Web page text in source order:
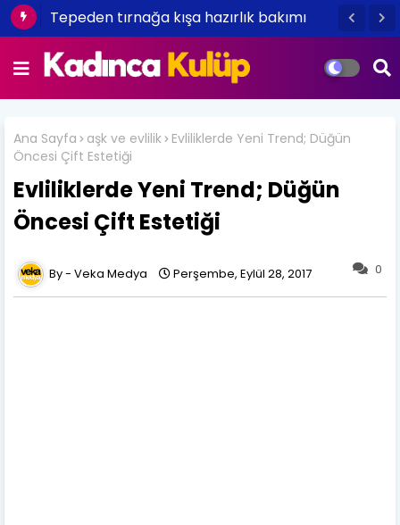
Tepeden tırnağa kışa hazırlık bakımı
Cuento Dancer ile Yılbaşı Partisi İçin
Ana Sayfa aşk ve evlilik Evliliklerde Yeni Trend; Düğün
Öncesi Çift Estetiği
Evliliklerde Yeni Trend; Düğün
Öncesi Çift Estetiği
0
Veka Medya Perşembe, Eylül 28, 2017